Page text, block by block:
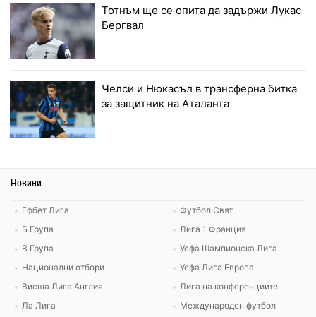
Тотнъм ще се опита да задържи Лукас
Бергвал
Челси и Нюкасъл в трансферна битка
за защитник на Аталанта
Новини
Ефбет Лига
Б Група
В Група
Национални отбори
Висша Лига Англия
Ла Лига
Футбол Свят
Лига 1 Франция
Уефа Шампионска Лига
Уефа Лига Европа
Лига на конференциите
Международен футбол